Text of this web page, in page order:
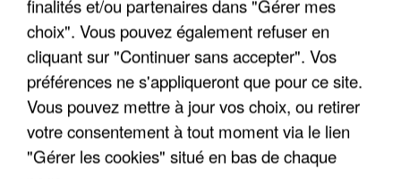
DE FAUNE SAUVAGE SONT...
finalités et/ou partenaires dans "Gérer mes
choix". Vous pouvez également refuser en
cliquant sur "Continuer sans accepter". Vos
préférences ne s'appliqueront que pour ce site.
Vous pouvez mettre à jour vos choix, ou retirer
votre consentement à tout moment via le lien
"Gérer les cookies" situé en bas de chaque